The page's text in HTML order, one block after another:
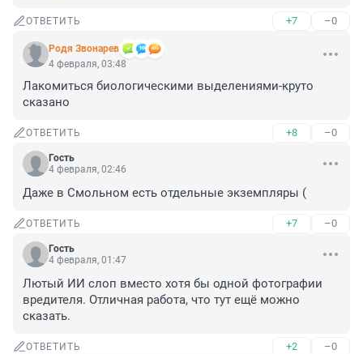
ОТВЕТИТЬ +7 –0
Родя Звонарев
4 февраля, 03:48
Лакомиться биологическими выделениями-круто
сказано
ОТВЕТИТЬ +8 –0
Гость
4 февраля, 02:46
Даже в Смольном есть отдельные экземпляры (
ОТВЕТИТЬ +7 –0
Гость
4 февраля, 01:47
Лютый ИИ слоп вместо хотя бы одной фотографии
вредителя. Отличная работа, что тут ещё можно
сказать.
ОТВЕТИТЬ +2 –0